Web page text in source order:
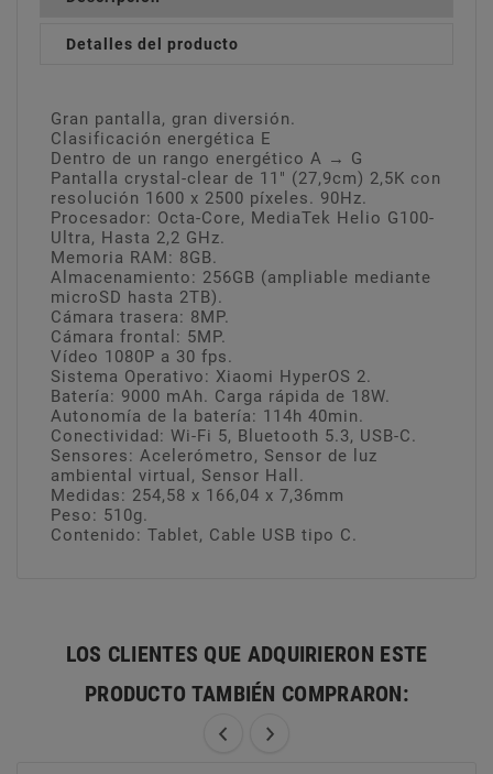
Detalles del producto
Gran pantalla, gran diversión.
Clasificación energética E
Dentro de un rango energético A → G
Pantalla crystal-clear de 11" (27,9cm) 2,5K con
resolución 1600 x 2500 píxeles. 90Hz.
Procesador: Octa-Core, MediaTek Helio G100-
Ultra, Hasta 2,2 GHz.
Memoria RAM: 8GB.
Almacenamiento: 256GB (ampliable mediante
microSD hasta 2TB).
Cámara trasera: 8MP.
Cámara frontal: 5MP.
Vídeo 1080P a 30 fps.
Sistema Operativo: Xiaomi HyperOS 2.
Batería: 9000 mAh. Carga rápida de 18W.
Autonomía de la batería: 114h 40min.
Conectividad: Wi-Fi 5, Bluetooth 5.3, USB-C.
Sensores: Acelerómetro, Sensor de luz
ambiental virtual, Sensor Hall.
Medidas: 254,58 x 166,04 x 7,36mm
Peso: 510g.
Contenido: Tablet, Cable USB tipo C.
LOS CLIENTES QUE ADQUIRIERON ESTE
PRODUCTO TAMBIÉN COMPRARON: